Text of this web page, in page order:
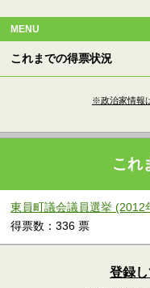
MENU
これまでの得票状況
※政治家情報
これ
東員町議会議員選挙 (2012
得票数：336 票
登録